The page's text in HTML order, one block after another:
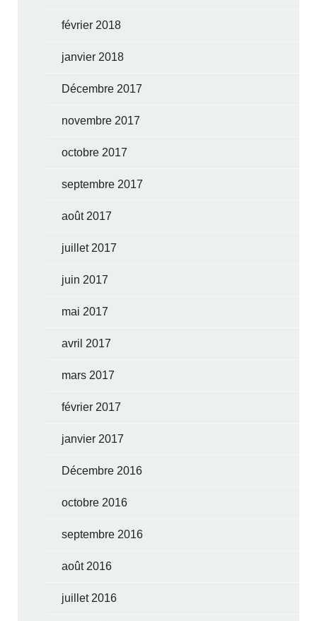
février 2018
janvier 2018
Décembre 2017
novembre 2017
octobre 2017
septembre 2017
août 2017
juillet 2017
juin 2017
mai 2017
avril 2017
mars 2017
février 2017
janvier 2017
Décembre 2016
octobre 2016
septembre 2016
août 2016
juillet 2016